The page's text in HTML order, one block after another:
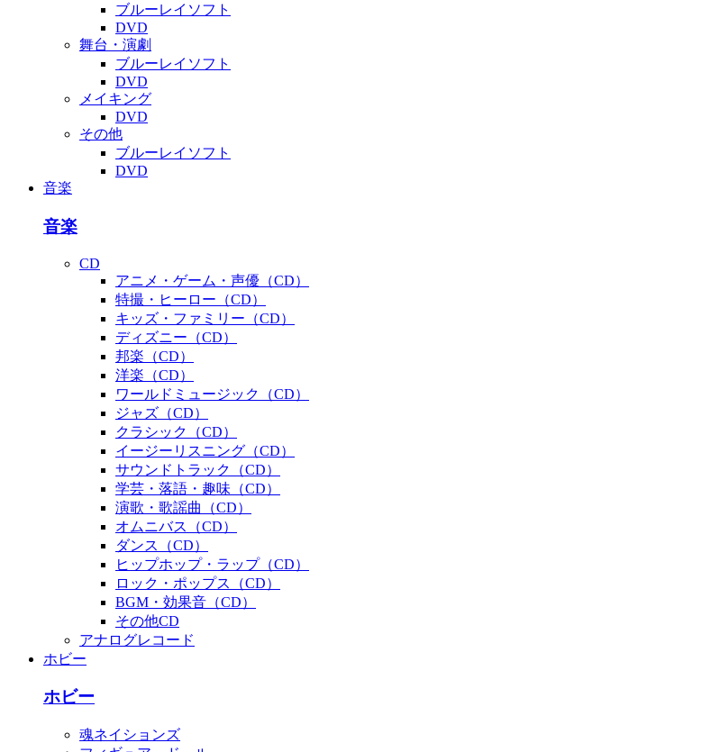
ブルーレイソフト
DVD
舞台・演劇
ブルーレイソフト
DVD
メイキング
DVD
その他
ブルーレイソフト
DVD
音楽
音楽
CD
アニメ・ゲーム・声優（CD）
特撮・ヒーロー（CD）
キッズ・ファミリー（CD）
ディズニー（CD）
邦楽（CD）
洋楽（CD）
ワールドミュージック（CD）
ジャズ（CD）
クラシック（CD）
イージーリスニング（CD）
サウンドトラック（CD）
学芸・落語・趣味（CD）
演歌・歌謡曲（CD）
オムニバス（CD）
ダンス（CD）
ヒップホップ・ラップ（CD）
ロック・ポップス（CD）
BGM・効果音（CD）
その他CD
アナログレコード
ホビー
ホビー
魂ネイションズ